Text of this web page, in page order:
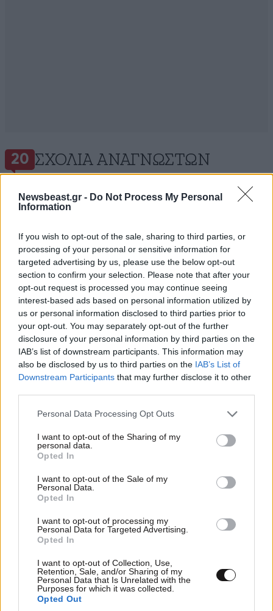
Newsbeast.gr - Do Not Process My Personal
Information
If you wish to opt-out of the sale, sharing to third parties, or
processing of your personal or sensitive information for
targeted advertising by us, please use the below opt-out
section to confirm your selection. Please note that after your
opt-out request is processed you may continue seeing
interest-based ads based on personal information utilized by
us or personal information disclosed to third parties prior to
your opt-out. You may separately opt-out of the further
disclosure of your personal information by third parties on the
IAB’s list of downstream participants. This information may
also be disclosed by us to third parties on the IAB’s List of
Downstream Participants that may further disclose it to other
Please note that this website/app uses one or more Google
not limited to your visit or usage behaviour. You may click to
grant or deny consent to Google and its third-party tags to
use your data for below specified purposes in below Google
consent section.
Personal Data Processing Opt Outs
I want to opt-out of the Sharing of my
personal data.
Opted In
I want to opt-out of the Sale of my
Personal Data.
Opted In
I want to opt-out of processing my
Personal Data for Targeted Advertising.
Opted In
I want to opt-out of Collection, Use,
Retention, Sale, and/or Sharing of my
Personal Data that Is Unrelated with the
Purposes for which it was collected.
Opted Out
20 ΣΧΌΛΙΑ ΑΝΑΓΝΩΣΤΏΝ
ΠΡΟΣΘΕΣΤΕ ΤΟ ΣΧΟΛΙΟ ΣΑΣ
Ολα τζάμπα το αφεντικό τρελάθηκε ,μιλιά όμως για
και το Κούλι μισό δις και αυτά τα παρτάλια) .
Απαντήστε